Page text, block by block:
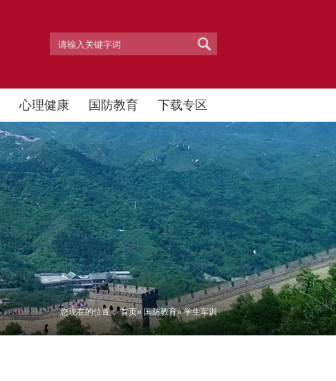
心理健康 国防教育 下载专区
您现在的位置：首页» 国防教育» 学生军训